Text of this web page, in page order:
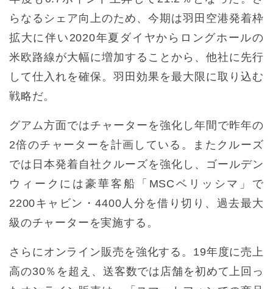
らなるシェア向上のため、今期は羽田空港発着枠
拡大に伴い2020年夏ダイヤからロングホールの
米欧路線が大幅に増加することから、他社に先行
して仕入れを確保。羽田効果を最大限に取り込む
戦略だ。
グアム方面ではチャーターを強化し年間で昨年の
2倍のチャーターを計画している。またクルーズ
では日本発着自社クルーズを強化し、ゴールデン
ウィークには豪華客船「MSCベリッシマ」で
2200キャビン・4400人分を借り切り、過去最大
級のチャーターを実施する。
さらにオンライン販売を強化する。19年度に売上
高の30％を超え、送客数では店舗を初めて上回っ